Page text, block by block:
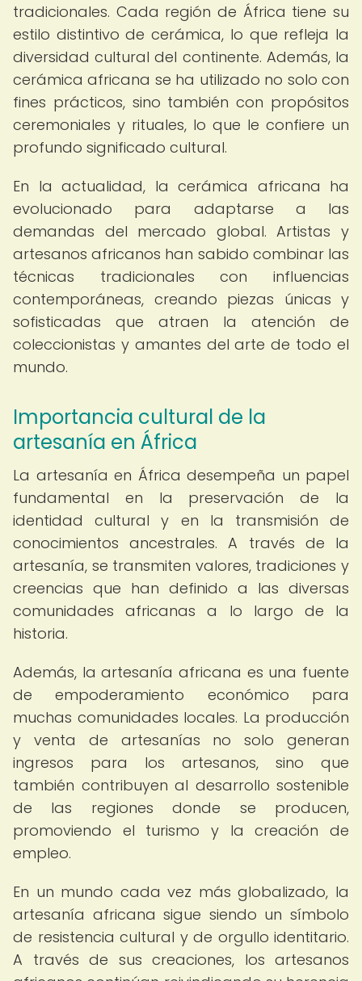
tradicionales. Cada región de África tiene su
estilo distintivo de cerámica, lo que refleja la
diversidad cultural del continente. Además, la
cerámica africana se ha utilizado no solo con
fines prácticos, sino también con propósitos
ceremoniales y rituales, lo que le confiere un
profundo significado cultural.
En la actualidad, la cerámica africana ha
evolucionado para adaptarse a las
demandas del mercado global. Artistas y
artesanos africanos han sabido combinar las
técnicas tradicionales con influencias
contemporáneas, creando piezas únicas y
sofisticadas que atraen la atención de
coleccionistas y amantes del arte de todo el
mundo.
Importancia cultural de la
artesanía en África
La artesanía en África desempeña un papel
fundamental en la preservación de la
identidad cultural y en la transmisión de
conocimientos ancestrales. A través de la
artesanía, se transmiten valores, tradiciones y
creencias que han definido a las diversas
comunidades africanas a lo largo de la
historia.
Además, la artesanía africana es una fuente
de empoderamiento económico para
muchas comunidades locales. La producción
y venta de artesanías no solo generan
ingresos para los artesanos, sino que
también contribuyen al desarrollo sostenible
de las regiones donde se producen,
promoviendo el turismo y la creación de
empleo.
En un mundo cada vez más globalizado, la
artesanía africana sigue siendo un símbolo
de resistencia cultural y de orgullo identitario.
A través de sus creaciones, los artesanos